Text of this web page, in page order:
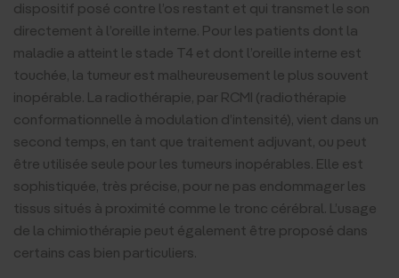
dispositif posé contre l’os restant et qui transmet le son
directement à l’oreille interne. Pour les patients dont la
maladie a atteint le stade T4 et dont l’oreille interne est
touchée, la tumeur est malheureusement le plus souvent
inopérable. La radiothérapie, par RCMI (radiothérapie
conformationnelle à modulation d’intensité), vient dans un
second temps, en tant que traitement adjuvant, ou peut
être utilisée seule pour les tumeurs inopérables. Elle est
sophistiquée, très précise, pour ne pas endommager les
tissus situés à proximité comme le tronc cérébral. L’usage
de la chimiothérapie peut également être proposé dans
certains cas bien particuliers.